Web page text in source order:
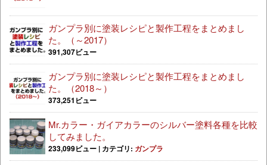
ガンプラ別に塗装レシピと製作工程をまとめまし
た。（～2017）
391,307ビュー
ガンプラ別に塗装レシピと製作工程をまとめまし
た。（2018～）
373,251ビュー
Mr.カラー・ガイアカラーのシルバー塗料各種を比較
してみました。
233,099ビュー | カテゴリ: ガンプラ